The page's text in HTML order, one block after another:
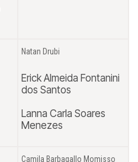
Natan Drubi
Erick Almeida Fontanini
dos Santos
Lanna Carla Soares
Menezes
Camila Barbagallo Momisso